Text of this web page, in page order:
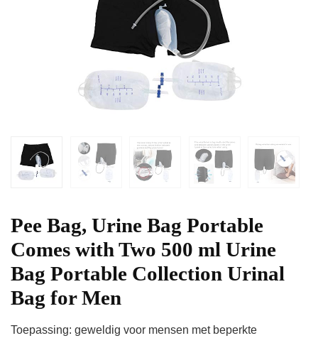
Pee Bag, Urine Bag Portable
Comes with Two 500 ml Urine
Bag Portable Collection Urinal
Bag for Men
Toepassing: geweldig voor mensen met beperkte